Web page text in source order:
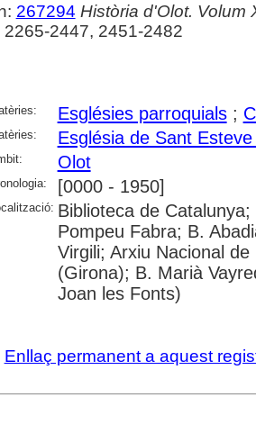
267294 Història d'Olot. Volum
2265-2447, 2451-2482
Esglésies parroquials;
Església de Sant
Olot
[0000 - 1950]
Biblioteca de
Pompeu Fabra; B.
Virgili; Arxiu Nacional
(Girona); B. Marià
Joan les Fonts)
Enllaç permanent a aquest